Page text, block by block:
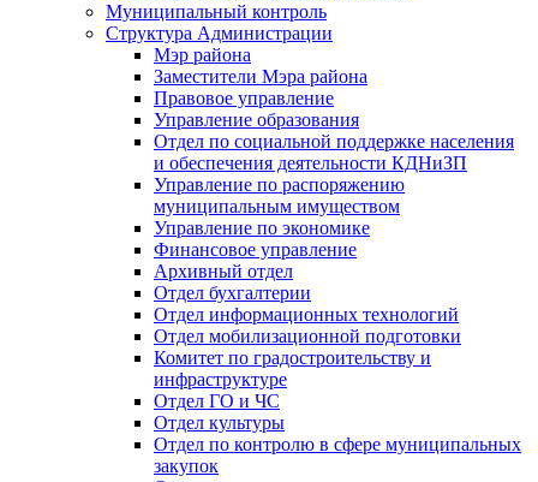
Муниципальный контроль
Структура Администрации
Мэр района
Заместители Мэра района
Правовое управление
Управление образования
Отдел по социальной поддержке населения
и обеспечения деятельности КДНиЗП
Управление по распоряжению
муниципальным имуществом
Управление по экономике
Финансовое управление
Архивный отдел
Отдел бухгалтерии
Отдел информационных технологий
Отдел мобилизационной подготовки
Комитет по градостроительству и
инфраструктуре
Отдел ГО и ЧС
Отдел культуры
Отдел по контролю в сфере муниципальных
закупок